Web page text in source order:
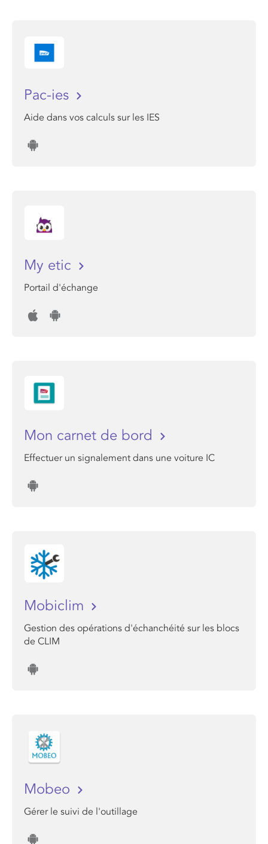
Pac-ies
Aide dans vos calculs sur les IES
My etic
Portail d'échange
Mon carnet de bord
Effectuer un signalement dans une voiture IC
Mobiclim
Gestion des opérations d'échanchéité sur les blocs
de CLIM
Mobeo
Gérer le suivi de l'outillage